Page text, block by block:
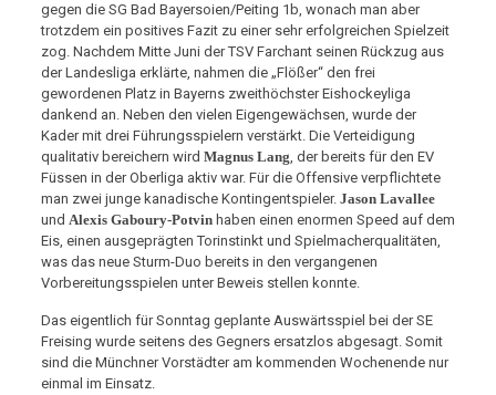
gegen die SG Bad Bayersoien/Peiting 1b, wonach man aber
trotzdem ein positives Fazit zu einer sehr erfolgreichen Spielzeit
zog. Nachdem Mitte Juni der TSV Farchant seinen Rückzug aus
der Landesliga erklärte, nahmen die „Flößer“ den frei
gewordenen Platz in Bayerns zweithöchster Eishockeyliga
dankend an. Neben den vielen Eigengewächsen, wurde der
Kader mit drei Führungsspielern verstärkt. Die Verteidigung
qualitativ bereichern wird Magnus Lang, der bereits für den EV
Füssen in der Oberliga aktiv war. Für die Offensive verpflichtete
man zwei junge kanadische Kontingentspieler. Jason Lavallee
und Alexis Gaboury-Potvinhaben einen enormen Speed auf dem
Eis, einen ausgeprägten Torinstinkt und Spielmacherqualitäten,
was das neue Sturm-Duo bereits in den vergangenen
Vorbereitungsspielen unter Beweis stellen konnte.
Das eigentlich für Sonntag geplante Auswärtsspiel bei der SE
Freising wurde seitens des Gegners ersatzlos abgesagt. Somit
sind die Münchner Vorstädter am kommenden Wochenende nur
einmal im Einsatz.